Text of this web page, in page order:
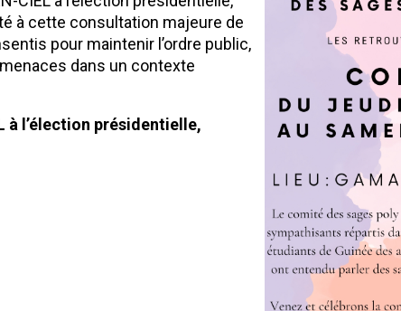
à cette consultation majeure de
pour maintenir l’ordre public,
dans un contexte
à l’élection présidentielle,